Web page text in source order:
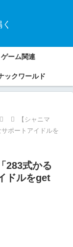
ゲーム関連
ックワールド
【シャニマ
ポートアイドルを
283式かる
ドルをget